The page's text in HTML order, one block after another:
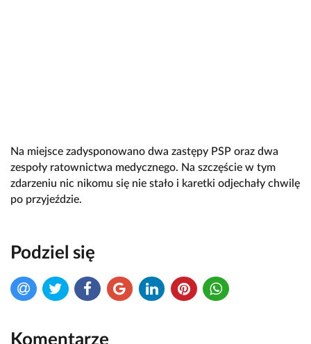
Na miejsce zadysponowano dwa zastępy PSP oraz dwa
zespoły ratownictwa medycznego. Na szczęście w tym
zdarzeniu nic nikomu się nie stało i karetki odjechały chwilę
po przyjeździe.
Podziel się
Komentarze